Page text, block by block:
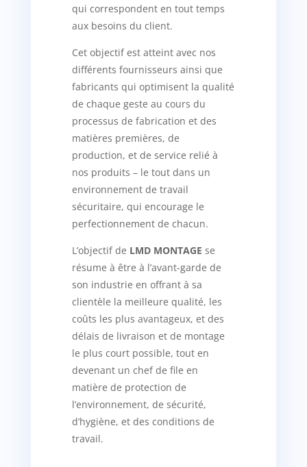
qui correspondent en tout temps
aux besoins du client.
Cet objectif est atteint avec nos
différents fournisseurs ainsi que
fabricants qui optimisent la qualité
de chaque geste au cours du
processus de fabrication et des
matières premières, de
production, et de service relié à
nos produits – le tout dans un
environnement de travail
sécuritaire, qui encourage le
perfectionnement de chacun.
L’objectif de LMD MONTAGE se
résume à être à l’avant-garde de
son industrie en offrant à sa
clientèle la meilleure qualité, les
coûts les plus avantageux, et des
délais de livraison et de montage
le plus court possible, tout en
devenant un chef de file en
matière de protection de
l’environnement, de sécurité,
d’hygiène, et des conditions de
travail.